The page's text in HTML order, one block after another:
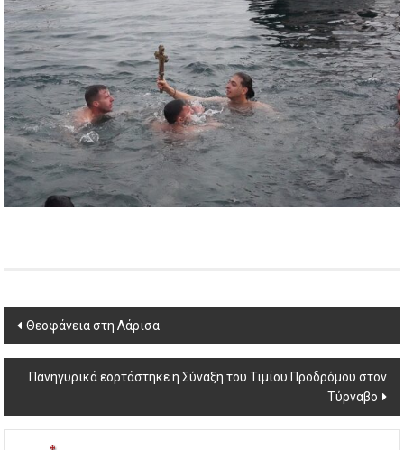
Post
navigation
Θεοφάνεια στη Λάρισα
Πανηγυρικά εορτάστηκε η Σύναξη του Τιμίου Προδρόμου στον
Τύρναβο